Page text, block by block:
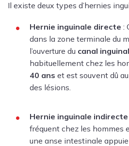
Il existe deux types d’hernies
Hernie inguinale directe :
dans la zone terminale du
l’ouverture du canal inguinal
habituellement chez les
40 ans et est souvent dû
des lésions.
Hernie inguinale indirecte
fréquent chez les hommes
une anse intestinale